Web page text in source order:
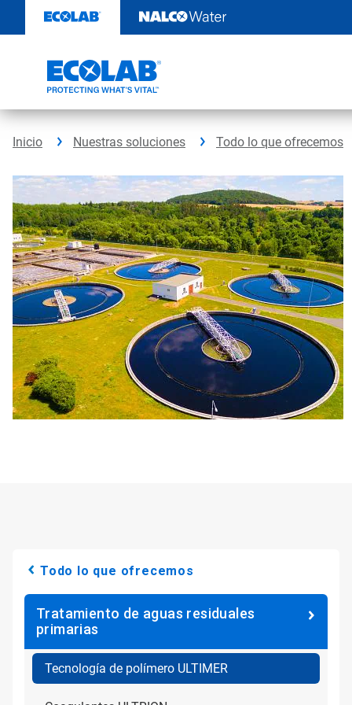
contenido
Inicio Nuestras soluciones Todo lo que ofrecemos
Todo lo que ofrecemos
Tratamiento de aguas residuales
primarias
Tecnología de polímero ULTIMER